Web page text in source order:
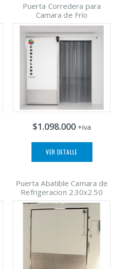
Puerta Corredera para
Camara de Frío
$1.098.000 +iva
VER DETALLE
Puerta Abatible Camara de
Refrigeracion 2.30x2.50